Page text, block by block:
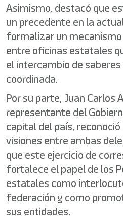
Asimismo, destacó que
un precedente en la
formalizar un
entre oficinas estatales
el intercambio de
coordinada.
Por su parte, Juan Carlos
representante del
capital del país,
visiones entre ambas
que este ejercicio de
fortalece el papel de los
estatales como
federación y como
sus entidades.